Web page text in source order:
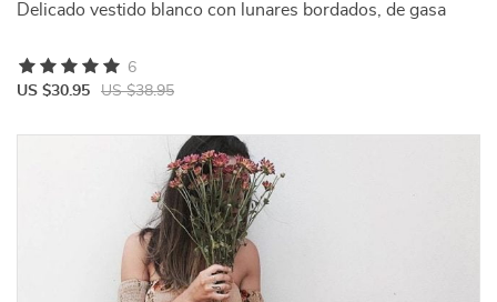
Delicado vestido blanco con lunares bordados, de gasa
US $30.95 US $38.95
6